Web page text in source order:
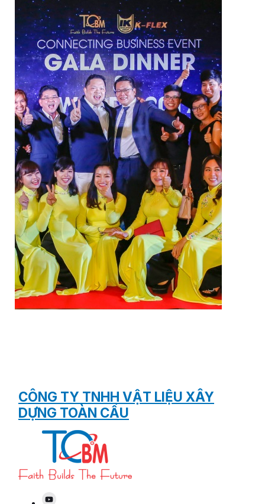
BỘ LỌC
BỘ NỐI
Dự án
Catalogue
Tin tức
Liên hệ
Tìm
kiếm:
Tiếng Việt
Tiếng Việt
English
Tìm
kiếm:
CÔNG TY TNHH VẬT LIỆU XÂY
DỰNG TOÀN CẦU